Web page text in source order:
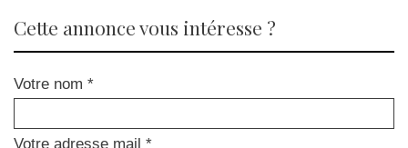
cette annonce vous intéresse ?
Votre nom *
Votre adresse mail *